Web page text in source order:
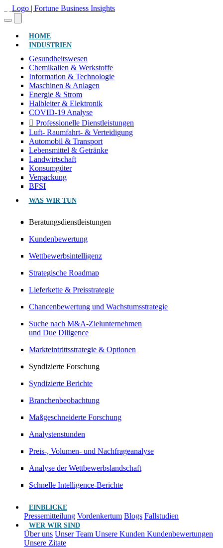
HOME(AKTUELL)
INDUSTRIEN
Gesundheitswesen
Chemikalien & Werkstoffe
Information & Technologie
Maschinen & Anlagen
Energie & Strom
Halbleiter & Elektronik
COVID-19 Analyse
Professionelle Dienstleistungen
Luft- Raumfahrt- & Verteidigung
Automobil & Transport
Lebensmittel & Getränke
Landwirtschaft
Konsumgüter
Verpackung
BFSI
WAS WIR TUN
Beratungsdienstleistungen
Kundenbewertung
Wettbewerbsintelligenz
Strategische Roadmap
Lieferkette & Preisstrategie
Chancenbewertung und Wachstumsstrategie
Suche nach M&A-Zielunternehmen
und Due Diligence
Markteintrittsstrategie & Optionen
Syndizierte Forschung
Syndizierte Berichte
Branchenbeobachtung
Maßgeschneiderte Forschung
Analystenstunden
Preis-, Volumen- und Nachfrageanalyse
Analyse der Wettbewerbslandschaft
Schnelle Intelligence-Berichte
EINBLICKE
Pressemitteilung Vordenkertum Blogs Fallstudien
WER WIR SIND
Über uns Unser Team Unsere Kunden Kundenbewertungen
Unsere Zitate